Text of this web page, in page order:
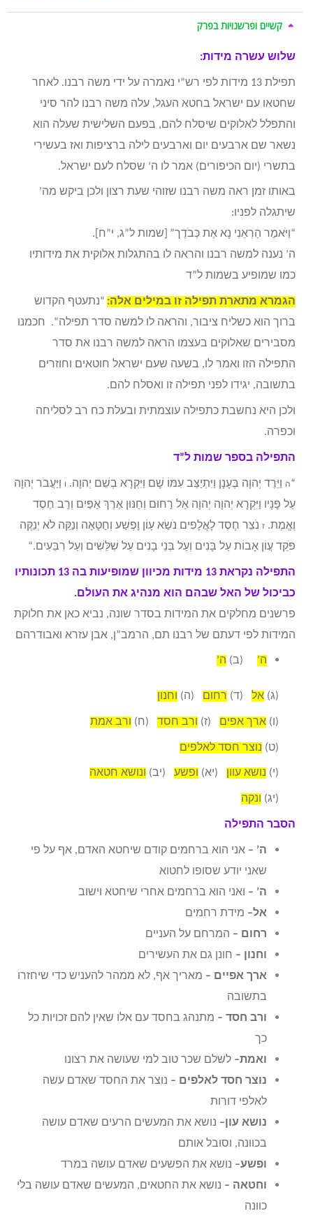
קשיים ופרשנויות בפרק
שלוש עשרה מידות:
תפילת 13 מידות לפי רש”י נאמרה על ידי משה רבנו. לאחר
שחטאו עם ישראל בחטא העגל, עלה משה רבנו להר סיני
והתפלל לאלוקים שיסלח להם, בפעם השלישית שעלה הוא
נשאר שם ארבעים יום וארבעים לילה ברציפות ואז בעשירי
בתשרי (יום הכיפורים) אמר לו ה’ שסלח לעם ישראל.
באותו זמן ראה משה רבנו שזוהי שעת רצון ולכן ביקש מה’
שיתגלה לפניו:
“וַיֹּאמַר הַרְאֵנִי נָא אֶת כְּבֹדֶך” [שמות ל”ג, י”ח] .
ה’ נענה למשה רבנו והראה לו בהתגלות אלוקית את מידותיו
כמו שמופיע בשמות ל”ד
הגמרא מתארת תפילה זו במילים אלה: “נתעטף הקדוש
ברוך הוא כשליח ציבור, והראה לו למשה סדר תפילה“.
חכמנו
מסבירים שאלוקים בעצמו הראה למשה רבנו את סדר
התפילה הזו ואמר לו, בשעה שעם ישראל חוטאים וחוזרים
בתשובה, יגידו לפני תפילה זו ואסלח להם.
ולכן היא נחשבת כתפילה עוצמתית ובעלת כח רב לסליחה
וכפרה.
התפילה בספר שמות ל”ד
“ה וַיֵּרֶד יְהוָה בֶּעָנָן וַיִּתְיַצֵּב עִמּוֹ שָׁם וַיִּקְרָא בְשֵׁם יְהוָה. ו
וַיַּעֲבֹר יְהוָה
עַל פָּנָיו וַיִּקְרָא יְהוָה יְהוָה אֵל רַחוּם וְחַנּוּן אֶרֶךְ אַפַּיִם וְרַב חֶסֶד
וֶאֱמֶת. ז נֹצֵר חֶסֶד לָאֲלָפִים נֹשֵׂא עָו‍ֹן וָפֶשַׁע וְחַטָּאָה וְנַקֵּה לֹא יְנַקֶּה
פֹּקֵד עֲו‍ֹן אָבוֹת עַל בָּנִים וְעַל בְּנֵי בָנִים עַל שִׁלֵּשִׁים וְעַל רִבֵּעִים.“
התפילה נקראת 13 מידות מכיוון שמופיעות בה 13 תכונותיו
כביכול של האל שבהם הוא מנהיג את העולם.
פרשנים מחלקים את המידות בסדר שונה, נביא כאן את חלוקת
המידות לפי דעתם של רבנו תם, הרמב”ן, אבן עזרא ואבודרהם
ה’ (ב) ה’
(ג) אל (ד) רחום (ה) וחנון
(ו) ארך אפים (ז) ורב חסד (ח) ורב אמת
(ט) נוצר חסד לאלפים
(י) נושא עוון (יא) ופשע (יב) ונושא חטאה
(יג) ונקה
הסבר התפילה
ה’ –אני הוא ברחמים קודם שיחטא האדם, אף על פי
שאני יודע שסופו לחטוא
ה’ – ואני הוא ברחמים אחרי שיחטא וישוב
אל– מידת רחמים
רחום – המרחם על העניים
וחנון – חונן גם את העשירים
ארך אפיים – מאריך אף, לא ממהר להעניש כדי שיחזרו
בתשובה
ורב חסד – מתנהג בחסד עם אלו שאין להם זכויות כל
כך
ואמת–לשלם שכר טוב למי שעושה את רצונו
נוצר חסד לאלפים – נוצר את החסד שאדם עשה
לאלפי דורות
נושא עון– נושא את המעשים הרעים שאדם עושה
בכוונה, וסובל אותם
ופשע– נושא את הפשעים שאדם עושה במרד
וחטאה – נושא את החטאים, המעשים שאדם עושה בלי
כוונה